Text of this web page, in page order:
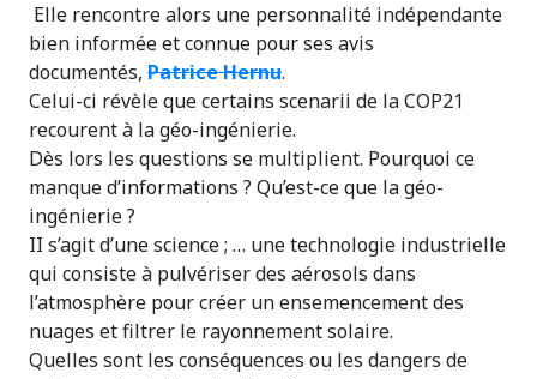
Elle rencontre alors une personnalité indépendante
bien informée et connue pour ses avis
documentés, Patrice Hernu.
Celui-ci révèle que certains scenarii de la COP21
recourent à la géo-ingénierie.
Dès lors les questions se multiplient. Pourquoi ce
manque d’informations ? Qu’est-ce que la géo-
ingénierie ?
II s’agit d’une science ; … une technologie industrielle
qui consiste à pulvériser des aérosols dans
l’atmosphère pour créer un ensemencement des
nuages et filtrer le rayonnement solaire.
Quelles sont les conséquences ou les dangers de